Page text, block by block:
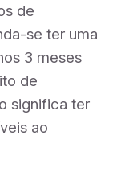
de
se ter uma
3 meses
de
significa ter
ao